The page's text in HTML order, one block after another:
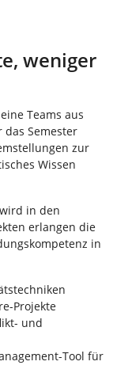
weniger
Teams aus
Semester
zur
Wissen
in den
erlangen die
in
Projekte
und
Tool für